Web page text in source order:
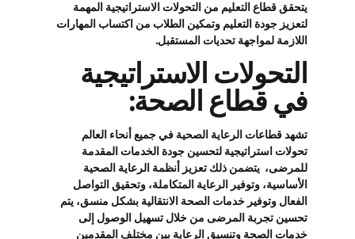
يتحقق قطاع التعليم من التحولات الاستراتيجية المهمة
لتعزيز جودة التعليم وتمكين الطلاب من اكتساب المهارات
اللازمة لمواجهة تحديات المستقبل.
التحولات الاستراتيجية
في قطاع الصحة:
تشهد قطاعات الرعاية الصحية في جميع أنحاء العالم
تحولات استراتيجية لتحسين جودة الخدمات المقدمة
للمرضى، يتضمن ذلك تعزيز أنظمة الرعاية الصحية
الأساسية، وتوفير الرعاية المتكاملة، وتحقيق التواصل
الفعال وتوفير خدمات الصحة الانتقالية بشكل منسق، يتم
تحسين تجربة المرضى من خلال تسهيل الوصول إلى
خدمات الصحة وتنسيق الرعاية بين مختلف المقدمين